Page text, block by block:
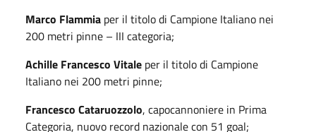
Marco Flammia per il titolo di Campione Italiano nei
200 metri pinne – III categoria;
Achille Francesco Vitale per il titolo di Campione
Italiano nei 200 metri pinne;
Francesco Cataruozzolo, capocannoniere in Prima
Categoria, nuovo record nazionale con 51 goal;